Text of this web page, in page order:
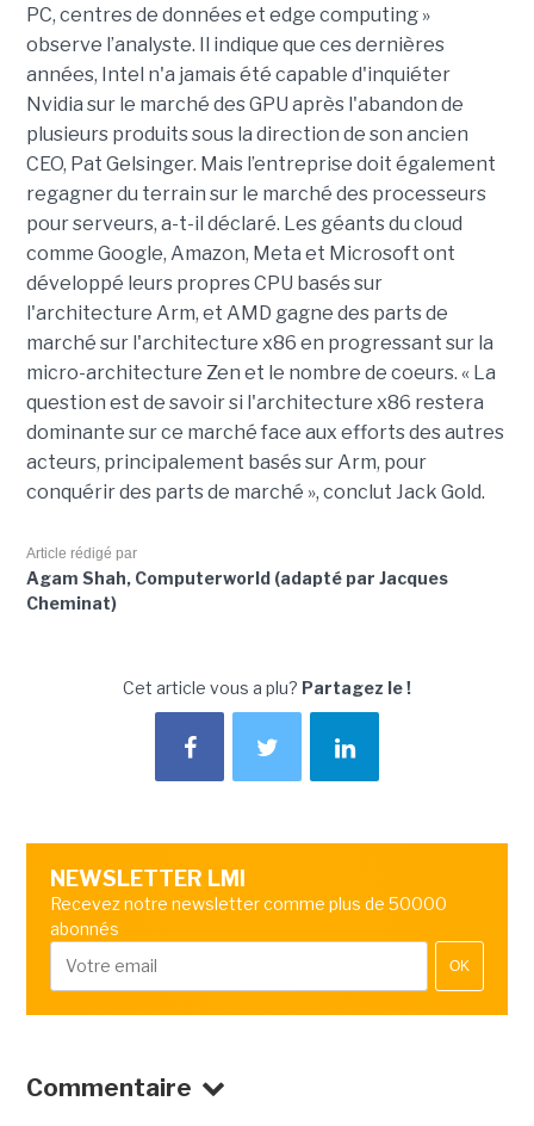
PC, centres de données et edge computing »
observe l’analyste. Il indique que ces dernières
années, Intel n'a jamais été capable d'inquiéter
Nvidia sur le marché des GPU après l'abandon de
plusieurs produits sous la direction de son ancien
CEO, Pat Gelsinger. Mais l’entreprise doit également
regagner du terrain sur le marché des processeurs
pour serveurs, a-t-il déclaré. Les géants du cloud
comme Google, Amazon, Meta et Microsoft ont
développé leurs propres CPU basés sur
l'architecture Arm, et AMD gagne des parts de
marché sur l'architecture x86 en progressant sur la
micro-architecture Zen et le nombre de coeurs. « La
question est de savoir si l'architecture x86 restera
dominante sur ce marché face aux efforts des autres
acteurs, principalement basés sur Arm, pour
conquérir des parts de marché », conclut Jack Gold.
Article rédigé par
Agam Shah, Computerworld (adapté par Jacques
Cheminat)
Cet article vous a plu? Partagez le !
NEWSLETTER LMI
Recevez notre newsletter comme plus de 50000
abonnés
OK
Commentaire